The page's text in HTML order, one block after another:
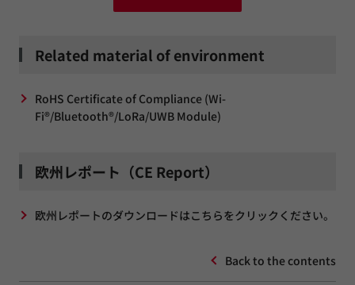
Related material of environment
RoHS Certificate of Compliance (Wi-
Fi®/Bluetooth®/LoRa/UWB Module)
欧州レポート（CE Report）
欧州レポートのダウンロードはこちらをクリックください。
Back to the contents